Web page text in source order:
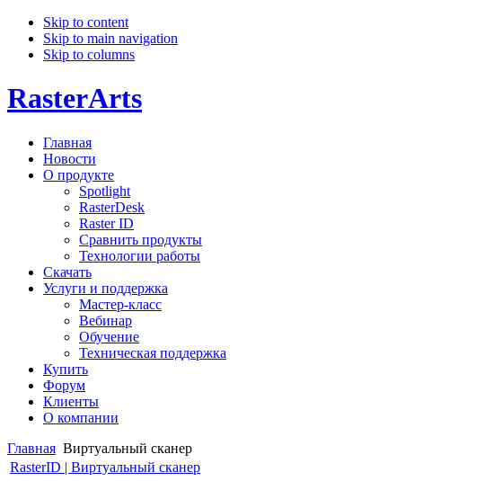
Skip to content
Skip to main navigation
Skip to columns
RasterArts
Главная
Новости
О продукте
Spotlight
RasterDesk
Raster ID
Сравнить продукты
Технологии работы
Скачать
Услуги и поддержка
Мастер-класс
Вебинар
Обучение
Техническая поддержка
Купить
Форум
Клиенты
О компании
Главная Виртуальный сканер
RasterID | Виртуальный сканер